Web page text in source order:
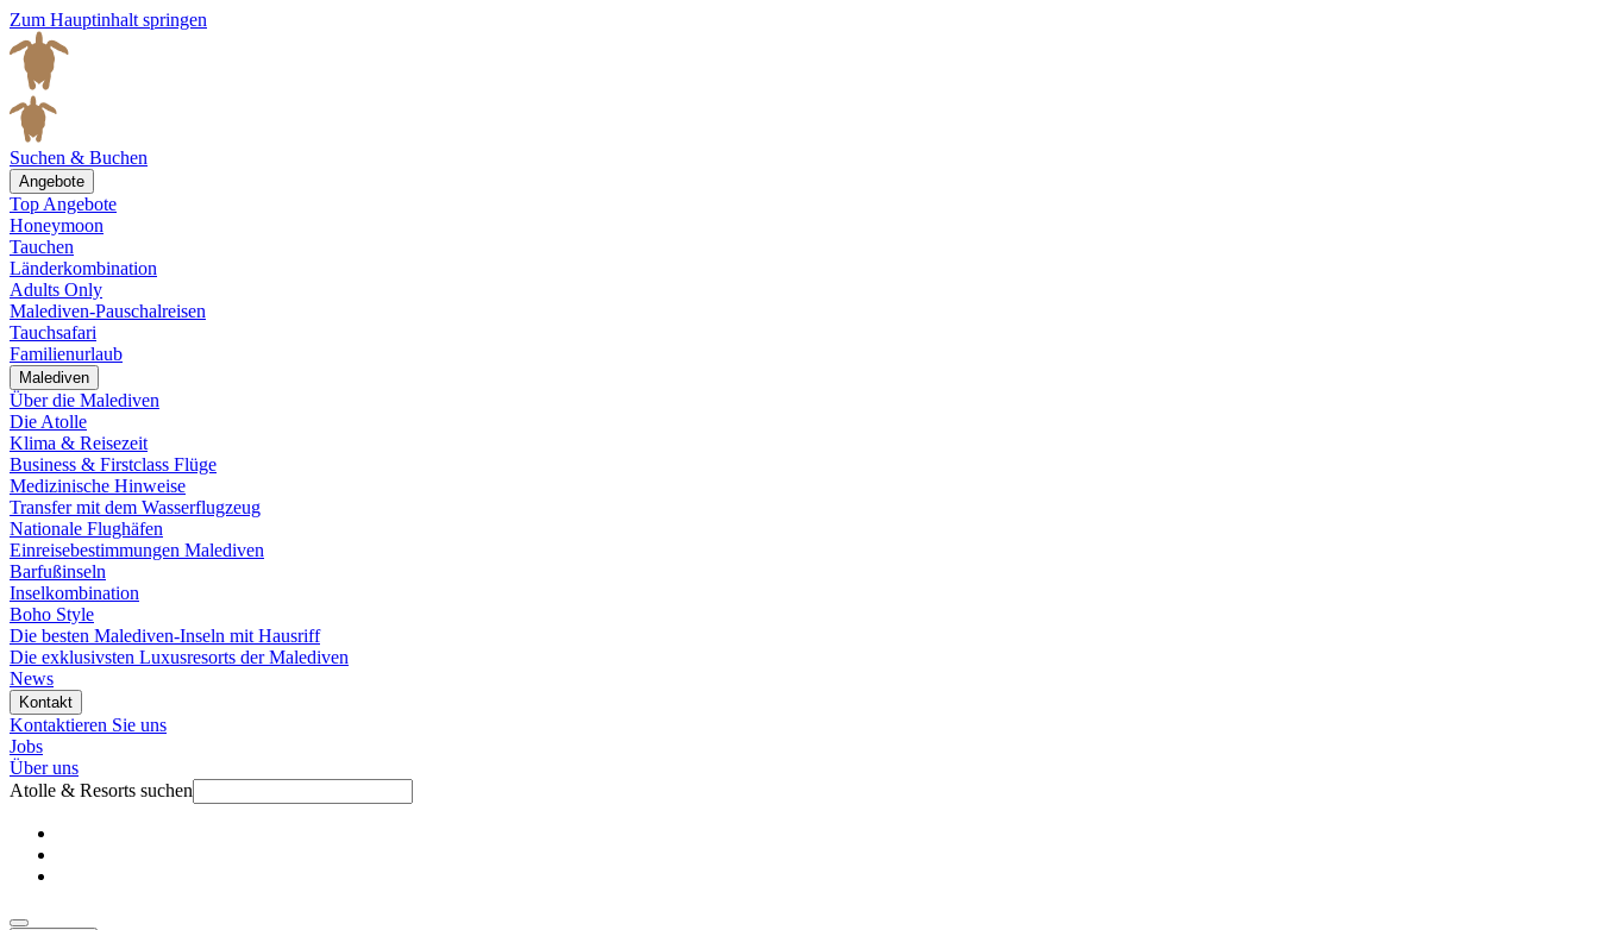
Zum Hauptinhalt springen
Suchen & Buchen
Angebote
Top Angebote
Honeymoon
Tauchen
Länderkombination
Adults Only
Malediven-Pauschalreisen
Tauchsafari
Familienurlaub
Malediven
Über die Malediven
Die Atolle
Klima & Reisezeit
Business & Firstclass Flüge
Medizinische Hinweise
Transfer mit dem Wasserflugzeug
Nationale Flughäfen
Einreisebestimmungen Malediven
Barfußinseln
Inselkombination
Boho Style
Die besten Malediven-Inseln mit Hausriff
Die exklusivsten Luxusresorts der Malediven
News
Kontakt
Kontaktieren Sie uns
Jobs
Über uns
Atolle & Resorts suchen